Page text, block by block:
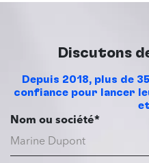
Discutons
Depuis 2018, plus de
confiance pour lancer
Nom ou société*